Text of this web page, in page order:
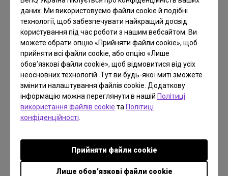
даних. Ми використовуємо файли cookie й подібні
технології, щоб забезпечувати найкращий досвід
користування під час роботи з нашим вебсайтом. Ви
можете обрати опцію «Прийняти файли cookie», щоб
прийняти всі файли cookie, або опцію «Лише
обов’язкові файли cookie», щоб відмовитися від усіх
неосновних технологій. Тут ви будь-якої миті зможете
змінити налаштування файлів cookie. Додаткову
інформацію можна переглянути в нашій Політиці
використання файлів cookie та Політиці
конфіденційності
Лише обов’язкові файли cookie
Прийняти файли cookie
кольору
Оскільки існують невеликі біологічні відмінності
між людьми, те, як ми сприймаємо та
розпізнаємо кольори, також відбувається по-
різному. Через це визначення кольору об’єкта
стає суб’єктивним. Наприклад, поглянемо на цю
коробку внизу. Декому вона може здаватися
синьою, іншим — зеленою, а людина з точним
колір. Більшості людей дуже тяжко надати
точний опис кольору об’єкта.